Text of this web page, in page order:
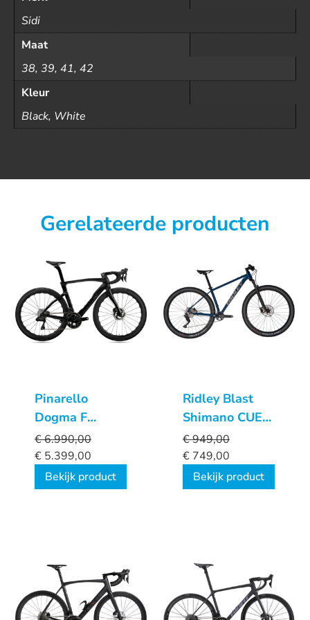
Sidi
Maat
38, 39, 41, 42
Kleur
Black, White
Gerelateerde producten
Pinarello
Dogma F
Frameset BoB
€6.990,00
€ 5.399,00
Bekijk product
Ridley Blast
Shimano CUES
1x10sp
€949,00
€ 749,00
Bekijk product